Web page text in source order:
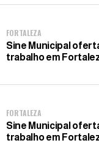
FORTALEZA
Sine Municipal
trabalho em
FORTALEZA
Sine Municipal
trabalho em